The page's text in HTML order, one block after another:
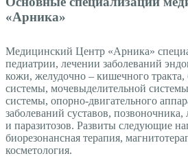
«Арника»
Медицинский Центр «Арника»
педиатрии, лечении заболеваний
кожи, желудочно – кишечного тракта,
системы, мочевыделительной
системы, опорно-двигательного
заболеваний суставов, позвоночника,
и паразитозов. Развиты следующие
биорезонансная терапия,
косметология.